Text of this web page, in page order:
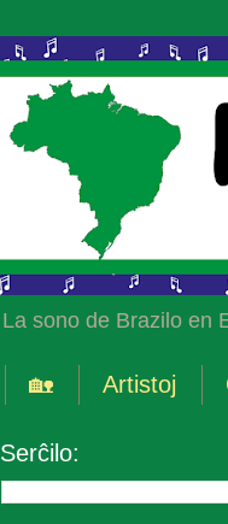
La sono de Brazilo en
🏡 Artistoj
Serĉilo: